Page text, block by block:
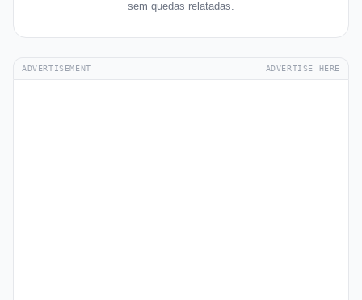
sem quedas relatadas.
ADVERTISEMENT ADVERTISE HERE